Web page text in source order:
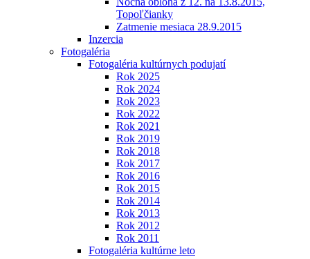
Topoľčianky
Zatmenie mesiaca 28.9.2015
Inzercia
Fotogaléria
Fotogaléria kultúrnych podujatí
Rok 2025
Rok 2024
Rok 2023
Rok 2022
Rok 2021
Rok 2019
Rok 2018
Rok 2017
Rok 2016
Rok 2015
Rok 2014
Rok 2013
Rok 2012
Rok 2011
Fotogaléria kultúrne leto